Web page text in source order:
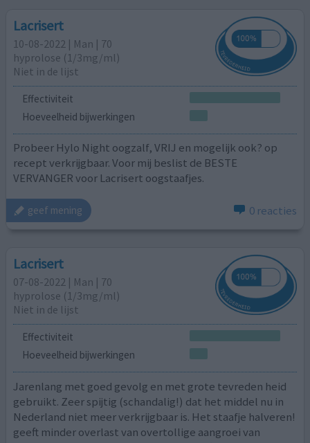
Lacrisert
10-08-2022 | Man | 70
hyprolose (1/3mg/ml)
Niet in de lijst
Effectiviteit
Hoeveelheid bijwerkingen
Probeer Hylo Night oogzalf, VRIJ en mogelijk ook? op
recept verkrijgbaar. Voor mij beslist de BESTE
VERVANGER voor Lacrisert oogstaafjes.
geef mening 0 reacties
Lacrisert
07-08-2022 | Man | 70
hyprolose (1/3mg/ml)
Niet in de lijst
Effectiviteit
Hoeveelheid bijwerkingen
Jarenlang met goed gevolg en met grote tevreden heid
gebruikt. Zeer spijtig (schandalig!) dat het middel nu in
Nederland niet meer verkrijgbaar is. Het staafje halveren!
geeft minder overlast van overtollige aangroei van